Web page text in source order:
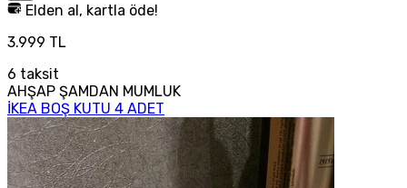
Elden al, kartla öde!
3.999 TL
6 taksit
AHŞAP ŞAMDAN MUMLUK
İKEA BOŞ KUTU 4 ADET